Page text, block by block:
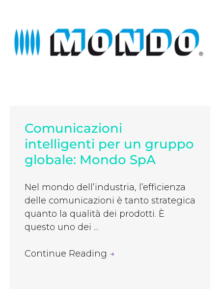
Comunicazioni
intelligenti per un gruppo
globale: Mondo SpA
Nel mondo dell’industria, l’efficienza
delle comunicazioni è tanto strategica
quanto la qualità dei prodotti. È
questo uno dei ...
Continue Reading →